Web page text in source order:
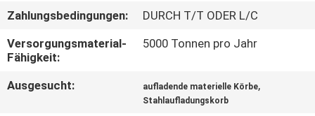
MIT
UNS
IN
VERBINDUNG
Zahlungsbedingungen:
DURCH T/T ODER L/C
Versorgungsmaterial-
Fähigkeit:
5000 Tonnen pro Jahr
Ausgesucht: aufladende materielle Körbe,
Stahlaufladungskorb